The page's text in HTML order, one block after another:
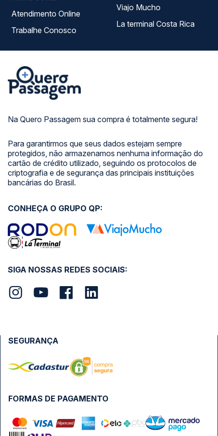
Na Quero Passagem sua compra é totalmente segura!
Para garantirmos que seus dados estejam sempre
protegidos, não armazenamos nenhuma informação do
cartão de crédito utilizado, seguindo os protocolos de
criptografia e de segurança das principais instituições
bancárias do Brasil.
Atendimento Online
Trabalhe Conosco
Viajo Mucho
La terminal Costa Rica
SIGA NOSSAS REDES SOCIAIS:
CONHEÇA O GRUPO QP:
FORMAS DE PAGAMENTO
SEGURANÇA